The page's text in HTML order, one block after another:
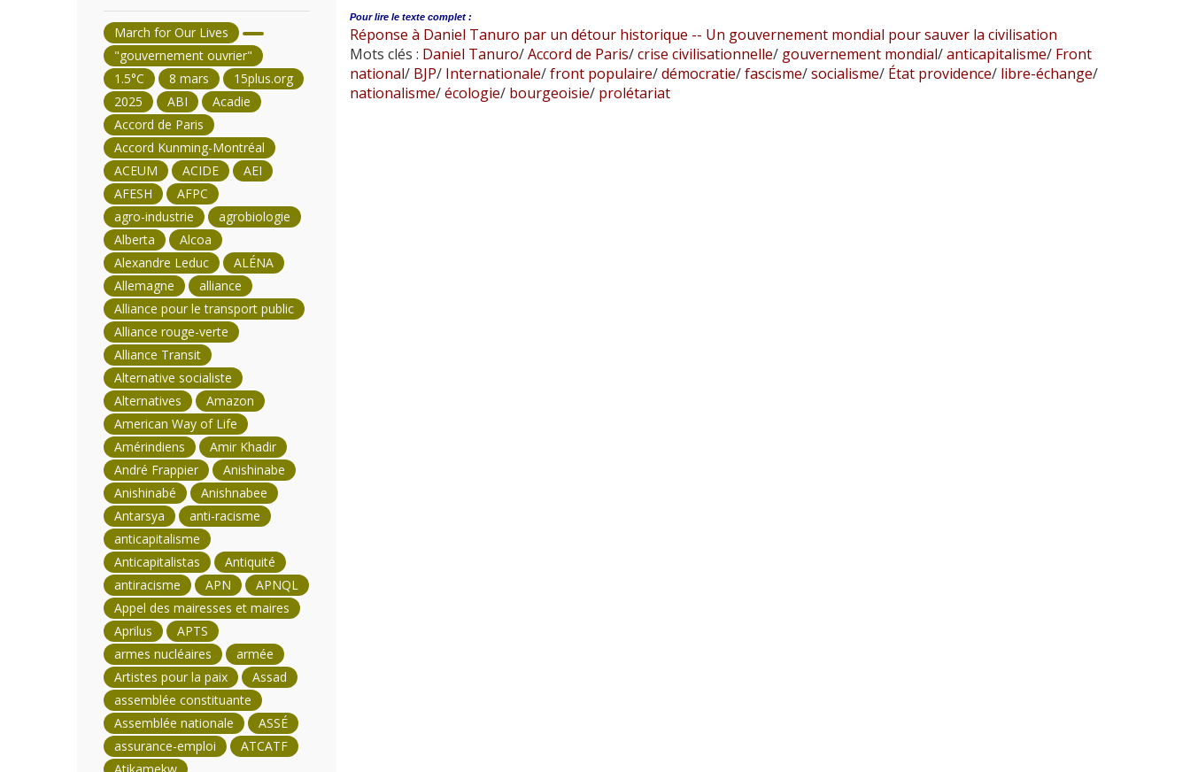
Pour lire le texte complet :
Réponse à Daniel Tanuro par un détour historique -- Un gouvernement mondial pour sauver la civilisation
Mots clés : Daniel Tanuro/Accord de Paris/crise civilisationnelle/gouvernement mondial/anticapitalisme/Front
national/BJP/Internationale/front populaire/démocratie/fascisme/socialisme/État providence/libre-échange/
nationalisme/écologie/bourgeoisie/prolétariat
March for Our Lives
"gouvernement ouvrier"
1.5°C
8 mars
15plus.org
2025
ABI
Acadie
Accord de Paris
Accord Kunming-Montréal
ACEUM
ACIDE
AEI
AFESH
AFPC
agro-industrie
agrobiologie
Alberta
Alcoa
Alexandre Leduc
ALÉNA
Allemagne
alliance
Alliance pour le transport public
Alliance rouge-verte
Alliance Transit
Alternative socialiste
Alternatives
Amazon
American Way of Life
Amérindiens
Amir Khadir
André Frappier
Anishinabe
Anishinabé
Anishnabee
Antarsya
anti-racisme
anticapitalisme
Anticapitalistas
Antiquité
antiracisme
APN
APNQL
Appel des mairesses et maires
Aprilus
APTS
armes nucléaires
armée
Artistes pour la paix
Assad
assemblée constituante
Assemblée nationale
ASSÉ
assurance-emploi
ATCATF